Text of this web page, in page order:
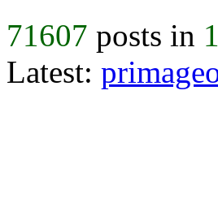
71607 posts in
Latest: